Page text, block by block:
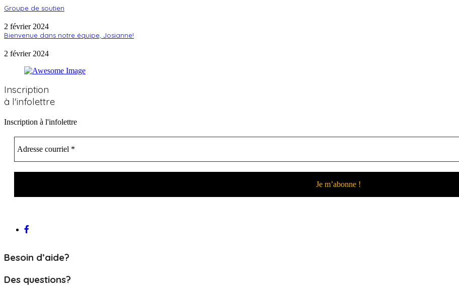
Groupe de soutien
2 février 2024
Bienvenue dans notre équipe, Josianne!
2 février 2024
Inscription
à l'infolettre
Inscription à l'infolettre
Besoin d’aide?
Des questions?